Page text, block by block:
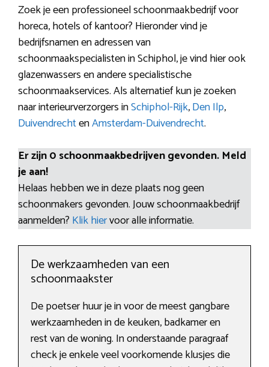
Zoek je een professioneel schoonmaakbedrijf voor
horeca, hotels of kantoor? Hieronder vind je
bedrijfsnamen en adressen van
schoonmaakspecialisten in Schiphol, je vind hier ook
glazenwassers en andere specialistische
schoonmaakservices. Als alternatief kun je zoeken
naar interieurverzorgers inSchiphol-Rijk,Den Ilp,
DuivendrechtenAmsterdam-Duivendrecht.
Er zijn 0 schoonmaakbedrijven gevonden. Meld
je aan!
Helaas hebben we in deze plaats nog geen
schoonmakers gevonden. Jouw schoonmaakbedrijf
aanmelden? Klik hiervoor alle informatie.
De werkzaamheden van een
schoonmaakster
De poetser huur je in voor de meest gangbare
werkzaamheden in de keuken, badkamer en
rest van de woning. In onderstaande paragraaf
check je enkele veel voorkomende klusjes die